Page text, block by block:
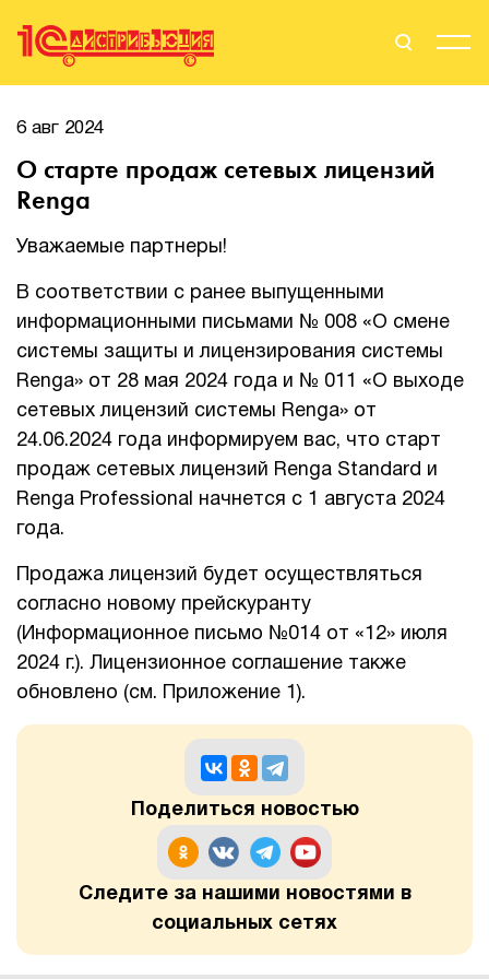
Поиск
Стать Партнером
Вендоры
Партнерам
События
Сервисы для партнеров
1Cофт
6 авг 2024
О старте продаж сетевых лицензий
Renga
Уважаемые партнеры!
В соответствии с ранее выпущенными
информационными письмами № 008 «О смене
системы защиты и лицензирования системы
Renga» от 28 мая 2024 года и № 011 «О выходе
сетевых лицензий системы Renga» от
24.06.2024 года информируем вас, что старт
продаж сетевых лицензий Renga Standard и
Renga Professional начнется с 1 августа 2024
года.
Продажа лицензий будет осуществляться
согласно новому прейскуранту
(Информационное письмо №014 от «12» июля
2024 г.). Лицензионное соглашение также
обновлено (см. Приложение 1).
Поделиться новостью
Следите за нашими новостями в
социальных сетях